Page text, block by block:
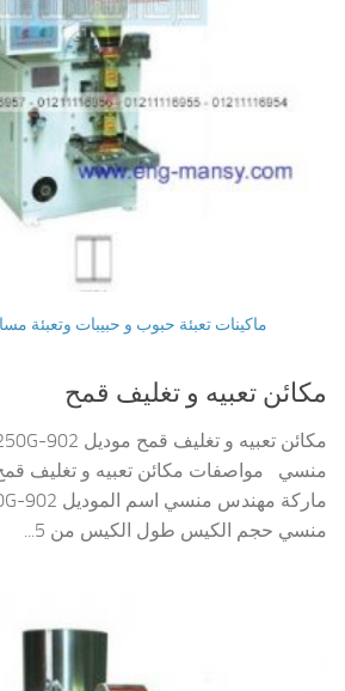
ماكينات تعبئة حبوب و حبيبات وتعبئة
مكائن تعبيه و تغليف قمح
منسي حجم الكيس طول الكيس من 5...